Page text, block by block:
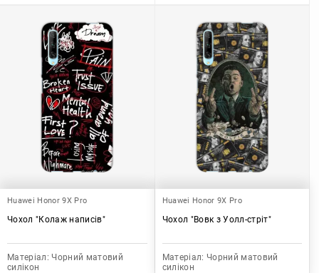
Huawei Honor 9X Pro
Чохол "Колаж написів"
Матеріал: Чорний матовий
силікон
Huawei Honor 9X Pro
Чохол "Вовк з Уолл-стріт"
Матеріал: Чорний матовий
силікон